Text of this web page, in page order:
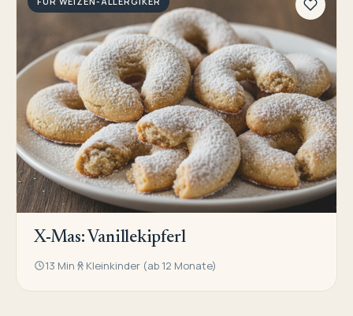
X-Mas: Vanillekipferl
13 Min Kleinkinder (ab 12 Monate)